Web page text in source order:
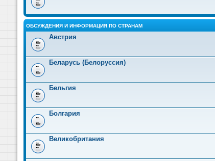
ОБСУЖДЕНИЯ И ИНФОРМАЦИЯ ПО СТРАНАМ
Австрия
Беларусь (Белоруссия)
Бельгия
Болгария
Великобритания